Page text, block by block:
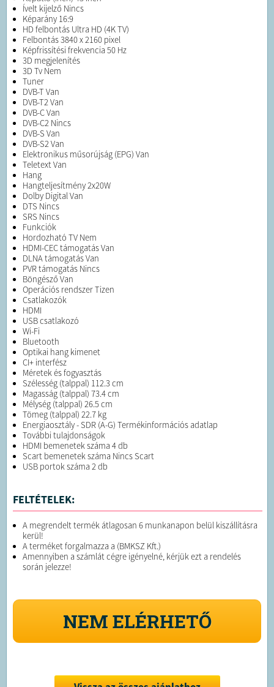
Ívelt kijelző Nincs
Képarány 16:9
HD felbontás Ultra HD (4K TV)
Felbontás 3840 x 2160 pixel
Képfrissítési frekvencia 50 Hz
3D megjelenítés
3D Tv Nem
Tuner
DVB-T Van
DVB-T2 Van
DVB-C Van
DVB-C2 Nincs
DVB-S Van
DVB-S2 Van
Elektronikus műsorújság (EPG) Van
Teletext Van
Hang
Hangteljesítmény 2x20W
Dolby Digital Van
DTS Nincs
SRS Nincs
Funkciók
Hordozható TV Nem
HDMI-CEC támogatás Van
DLNA támogatás Van
PVR támogatás Nincs
Böngésző Van
Operációs rendszer Tizen
Csatlakozók
HDMI
USB csatlakozó
Wi-Fi
Bluetooth
Optikai hang kimenet
CI+ interfész
Méretek és fogyasztás
Szélesség (talppal) 112.3 cm
Magasság (talppal) 73.4 cm
Mélység (talppal) 26.5 cm
Tömeg (talppal) 22.7 kg
Energiaosztály - SDR (A-G) Termékinformációs adatlap
További tulajdonságok
HDMI bemenetek száma 4 db
Scart bemenetek száma Nincs Scart
USB portok száma 2 db
FELTÉTELEK:
A megrendelt termék átlagosan 6 munkanapon belül kiszállításra
kerül!
A terméket forgalmazza a (BMKSZ Kft.)
Amennyiben a számlát cégre igényelné, kérjük ezt a rendelés
során jelezze!
NEM ELÉRHETŐ